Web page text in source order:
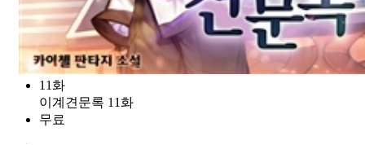
11화
이계견문록 11화
무료